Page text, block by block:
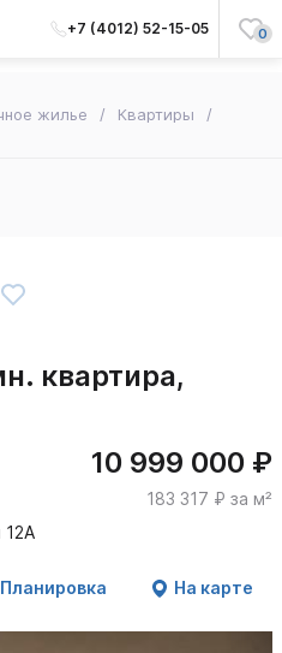
+7 (4012) 52-15-05 0
жилье
Квартиры
квартира,
10 999 000 ₽
183 317 ₽ за м²
12А
Планировка На карте